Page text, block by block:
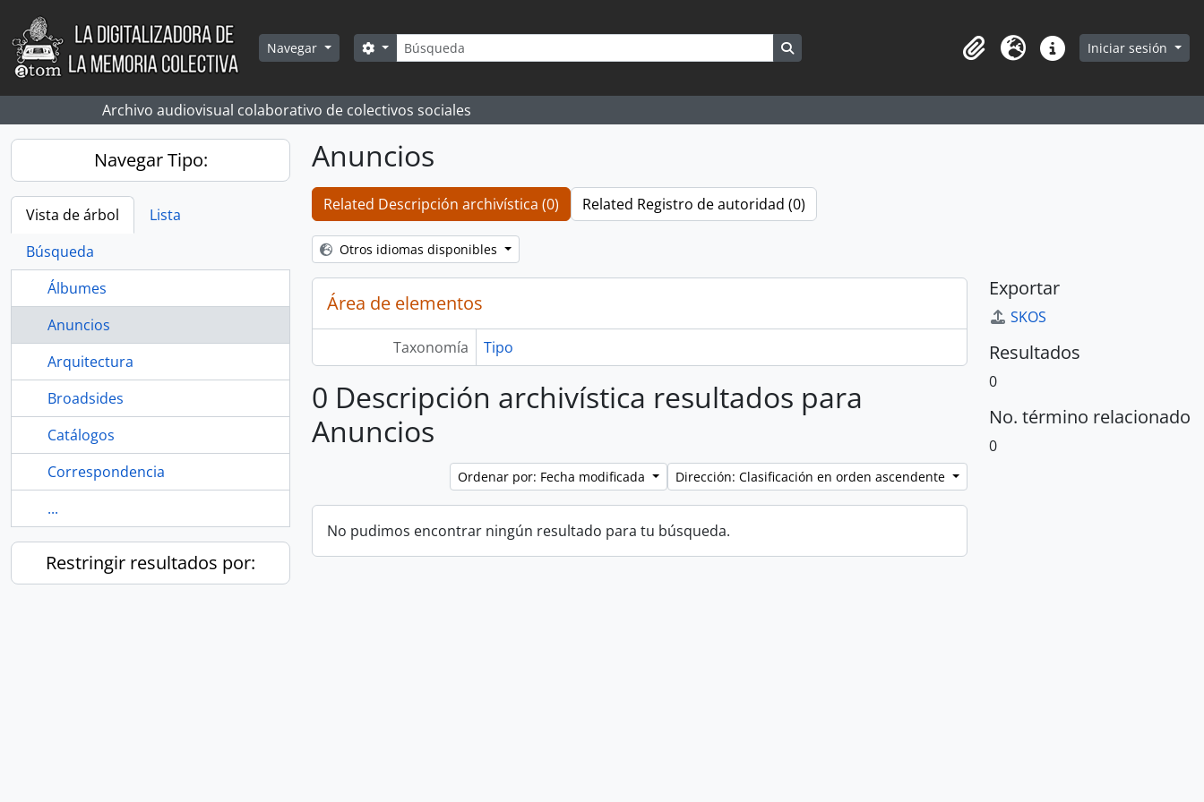
Skip to main content
Navegar Búsqueda
Search options Search in browse page
Portapapeles
Idioma Enlaces rápidos
Iniciar sesión
Archivo audiovisual colaborativo de colectivos sociales
Navegar Tipo:
Vista de árbol
Lista
Búsqueda
Álbumes
Anuncios
Arquitectura
Broadsides
Catálogos
Correspondencia
...
Restringir resultados por:
Anuncios
Related Descripción archivística (0) Related Registro de autoridad (0)
Otros idiomas disponibles
Área de elementos
Taxonomía Tipo
0 Descripción archivística resultados para
Anuncios
Ordenar por: Fecha modificada Dirección: Clasificación en orden ascendente
No pudimos encontrar ningún resultado para tu búsqueda.
Exportar
SKOS
Resultados
0
No. término relacionado
0